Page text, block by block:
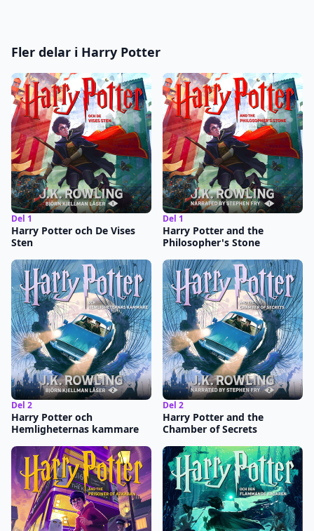
Fler delar i Harry Potter
Del 1
Harry Potter och De Vises
Sten
Del 1
Harry Potter and the
Philosopher's Stone
Del 2
Harry Potter och
Hemligheternas kammare
Del 2
Harry Potter and the
Chamber of Secrets